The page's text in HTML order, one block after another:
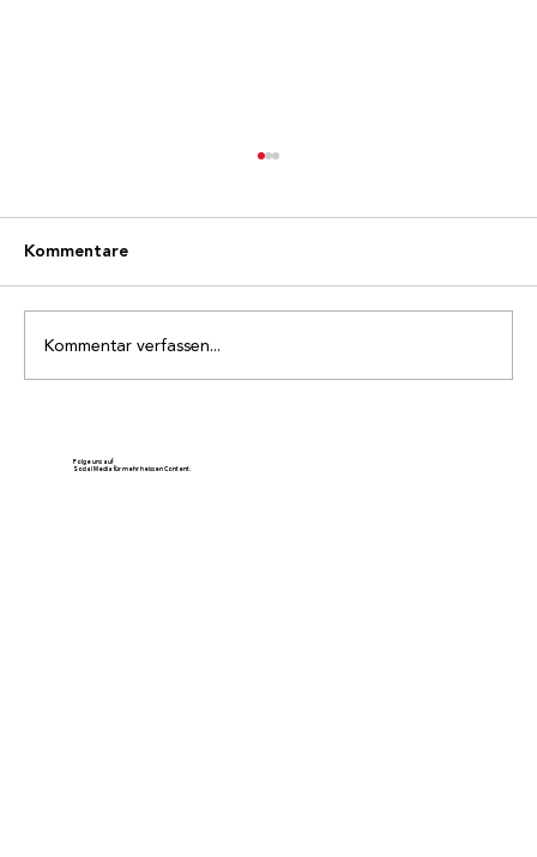
Jahre alt
Kommentare
Kommentar verfassen...
Folge uns auf
Social Media für mehr heissen Content.